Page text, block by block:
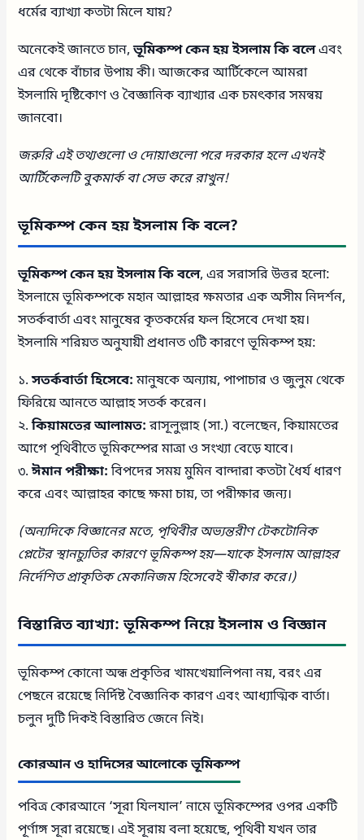
ধর্মের ব্যাখ্যা কতটা মিলে যায়?
অনেকেই জানতে চান,ভূমিকম্প কেন হয় ইসলাম কি বলেএবং
এর থেকে বাঁচার উপায় কী। আজকের আর্টিকেলে আমরা
ইসলামি দৃষ্টিকোণ ও বৈজ্ঞানিক ব্যাখ্যার এক চমৎকার সমন্বয়
জানবো।
জরুরি এই তথ্যগুলো ও দোয়াগুলো পরে দরকার হলে এখনই
আর্টিকেলটি বুকমার্ক বা সেভ করে রাখুন!
ভূমিকম্প কেন হয় ইসলাম কি বলে?
ভূমিকম্প কেন হয় ইসলাম কি বলে, এর সরাসরি উত্তর হলো:
ইসলামে ভূমিকম্পকে মহান আল্লাহর ক্ষমতার এক অসীম নিদর্শন,
সতর্কবার্তা এবং মানুষের কৃতকর্মের ফল হিসেবে দেখা হয়।
ইসলামি শরিয়ত অনুযায়ী প্রধানত ৩টি কারণে ভূমিকম্প হয়:
১.সতর্কবার্তা হিসেবে:মানুষকে অন্যায়, পাপাচার ও জুলুম থেকে
ফিরিয়ে আনতে আল্লাহ সতর্ক করেন।
২.কিয়ামতের আলামত:রাসূলুল্লাহ (সা.) বলেছেন, কিয়ামতের
আগে পৃথিবীতে ভূমিকম্পের মাত্রা ও সংখ্যা বেড়ে যাবে।
৩.ঈমান পরীক্ষা:বিপদের সময় মুমিন বান্দারা কতটা ধৈর্য ধারণ
করে এবং আল্লাহর কাছে ক্ষমা চায়, তা পরীক্ষার জন্য।
(অন্যদিকে বিজ্ঞানের মতে, পৃথিবীর অভ্যন্তরীণ টেকটোনিক
প্লেটের স্থানচ্যুতির কারণে ভূমিকম্প হয়—যাকে ইসলাম আল্লাহর
নির্দেশিত প্রাকৃতিক মেকানিজম হিসেবেই স্বীকার করে।)
বিস্তারিত ব্যাখ্যা: ভূমিকম্প নিয়ে ইসলাম ও বিজ্ঞান
ভূমিকম্প কোনো অন্ধ প্রকৃতির খামখেয়ালিপনা নয়, বরং এর
পেছনে রয়েছে নির্দিষ্ট বৈজ্ঞানিক কারণ এবং আধ্যাত্মিক বার্তা।
চলুন দুটি দিকই বিস্তারিত জেনে নিই।
কোরআন ও হাদিসের আলোকে ভূমিকম্প
পবিত্র কোরআনে ‘সূরা যিলযাল’ নামে ভূমিকম্পের ওপর একটি
পূর্ণাঙ্গ সূরা রয়েছে। এই সূরায় বলা হয়েছে, পৃথিবী যখন তার